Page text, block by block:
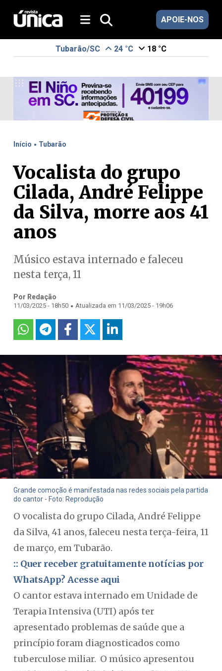
APOIE-NOS
Tubarão/SC 24 °C 18 °C
Início . Tubarão
Vocalista do grupo
Cilada, André Felippe
da Silva, morre aos 41
anos
Músico estava internado e faleceu
nesta terça, 11
Por Redação
11/03/2025 - 18h50 . Atualizada em 11/03/2025 - 19h06
Grande comoção é manifestada nas redes sociais pela partida
do cantor - Foto: Reprodução
O vocalista do grupo Cilada, André Felippe
da Silva, 41 anos, faleceu nesta terça-feira, 11
de março, em Tubarão.
:: Quer receber gratuitamente notícias por
WhatsApp? Acesse aqui
O cantor estava internado em Unidade de
Terapia Intensiva (UTI) após ter
apresentado problemas de saúde que a
princípio foram diagnosticados como
tuberculose miliar. O músico apresentou